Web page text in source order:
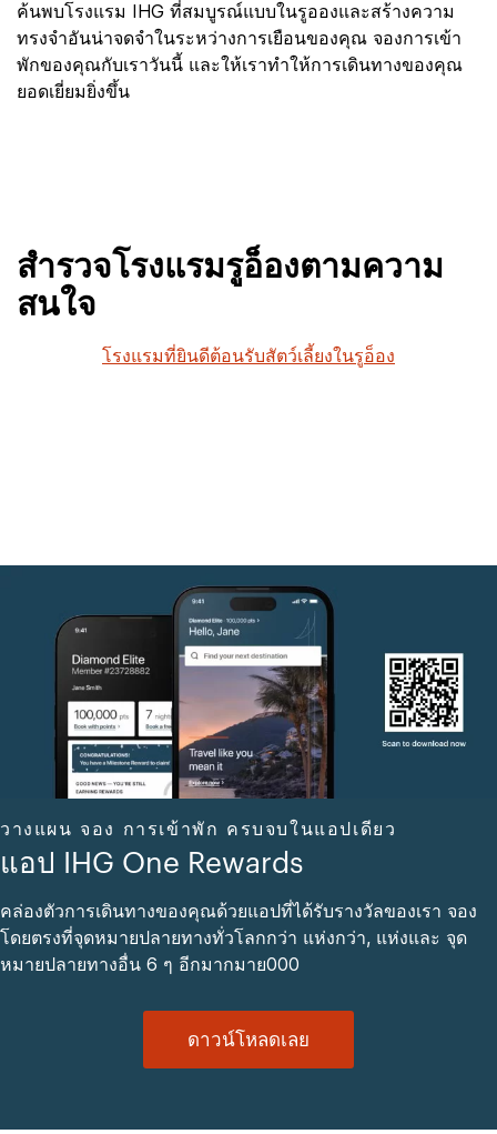
ค้นพบโรงแรม IHG ที่สมบูรณ์แบบในรูอองและสร้างความ
ทรงจำอันน่าจดจำในระหว่างการเยือนของคุณ จองการเข้า
พักของคุณกับเราวันนี้ และให้เราทำให้การเดินทางของคุณ
ยอดเยี่ยมยิ่งขึ้น
สำรวจโรงแรมรูอ็องตามความ
สนใจ
โรงแรมที่ยินดีต้อนรับสัตว์เลี้ยงในรูอ็อง
วางแผน จอง การเข้าพัก ครบจบในแอปเดียว
แอป IHG One Rewards
คล่องตัวการเดินทางของคุณด้วยแอปที่ได้รับรางวัลของเรา จอง
โดยตรงที่จุดหมายปลายทางทั่วโลกกว่า แห่งกว่า, แห่งและ จุด
หมายปลายทางอื่น 6 ๆ อีกมากมาย000
ดาวน์โหลดเลย